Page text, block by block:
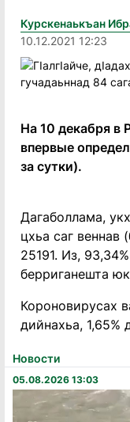
Новости
05.08.2026 13:03
Курскенаькъан
10.12.2021 12:23
На 10 декабря в
впервые
за сутки).
Дагаболлама,
цхьа саг
25191. Из,
берриганешта
Короновирусах
дийнахьа, 1,65%